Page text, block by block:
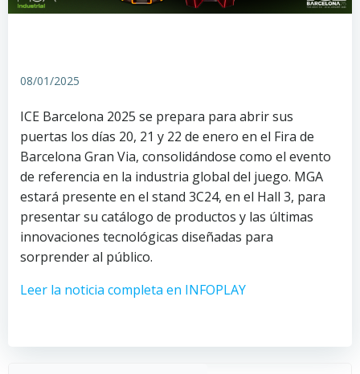
08/01/2025
ICE Barcelona 2025 se prepara para abrir sus
puertas los días 20, 21 y 22 de enero en el Fira de
Barcelona Gran Via, consolidándose como el evento
de referencia en la industria global del juego. MGA
estará presente en el stand 3C24, en el Hall 3, para
presentar su catálogo de productos y las últimas
innovaciones tecnológicas diseñadas para
sorprender al público.
Leer la noticia completa en INFOPLAY